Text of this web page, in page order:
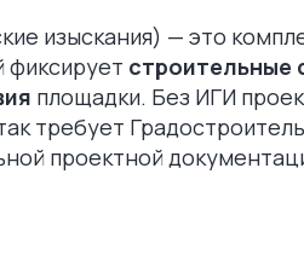
изыскания) — это
фиксирует строительные
площадки. Без ИГИ
требует
проектной